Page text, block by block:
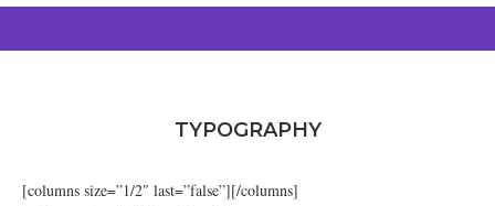
TYPOGRAPHY
[columns size=”1/2″ last=”false”][/columns]